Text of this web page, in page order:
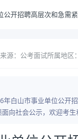
公开招聘高层次和急需
源：公考面试所属地区
年白山市事业单位公开
向社会公示，欢迎考